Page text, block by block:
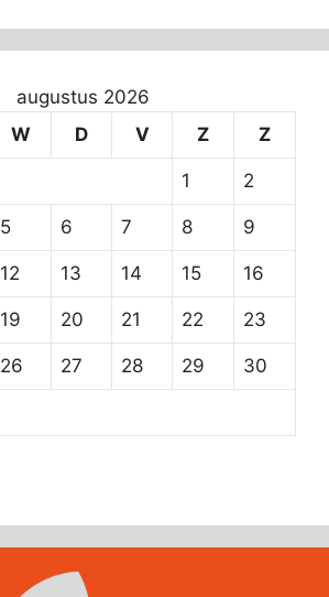
augustus 2026
W D V Z Z
1 2
5 6 7 8 9
12 13 14 15 16
19 20 21 22 23
26 27 28 29 30